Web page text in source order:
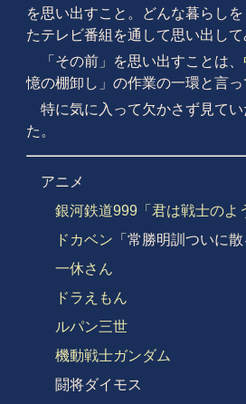
を思い出すこと。どんな暮らし
たテレビ番組を通して思い出して
「その前」を思い出すことは、
憶の棚卸し」の作業の一環と言っ
特に気に入って欠かさず見て
た。
アニメ
銀河鉄道999「君は戦士のよ
ドカベン 「常勝明訓ついに散
一休さん
ドラえもん
ルパン三世
機動戦士ガンダム
闘将ダイモス